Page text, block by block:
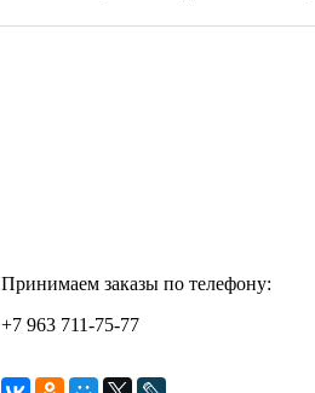
Принимаем заказы по телефону:
+7 963 711-75-77